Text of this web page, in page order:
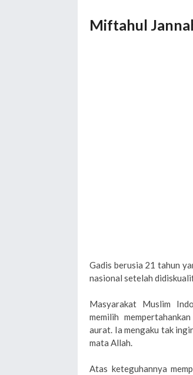
Miftahul
Gadis berusia 21 tahun
nasional setelah
Masyarakat Muslim
memilih
aurat. Ia mengaku tak
mata Allah.
Atas keteguhannya